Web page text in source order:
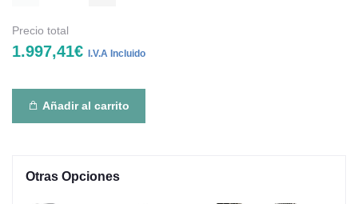
Precio total
1.997,41€ I.V.A Incluido
Añadir al carrito
Otras Opciones